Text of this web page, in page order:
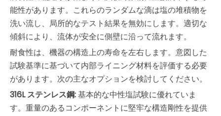
能性があります。これらのランダムな滴は塩の堆積物を
洗い流し、局所的なテスト結果を無効にします。適切な
傾斜により、流体が安全に側壁に沿って流れます。
耐食性は、機器の構造上の寿命を左右します。意図した
試験基準に基づいて内部ライニング材料を評価する必要
があります。次の主なオプションを検討してください。
316L ステンレス鋼:基本的な中性塩試験に優れていま
す。重量のあるコンポーネントに堅牢な構造剛性を提供